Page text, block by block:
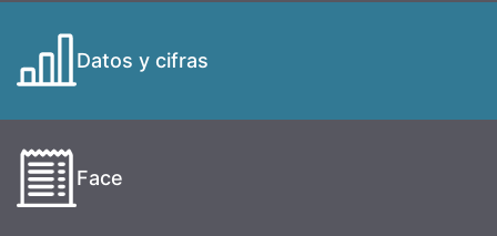
Datos y cifras
Face